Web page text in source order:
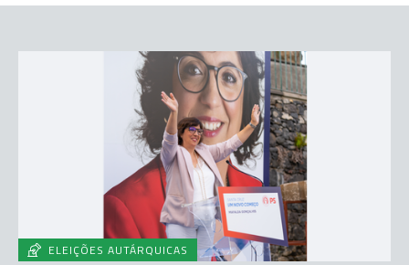
ELEIÇÕES AUTÁRQUICAS